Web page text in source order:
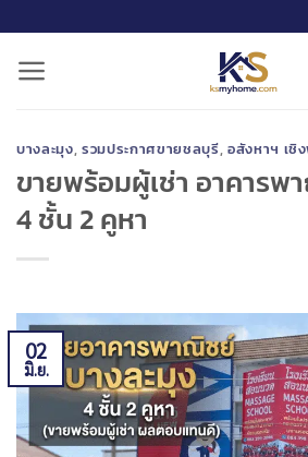
บางละมุง, รวมประกาศขายชลบุรี, อสังหาฯ เ
ขายพร้อมผู้เช่า อาคารพ
4 ชั้น 2 คูหา
02
มิ.ย.